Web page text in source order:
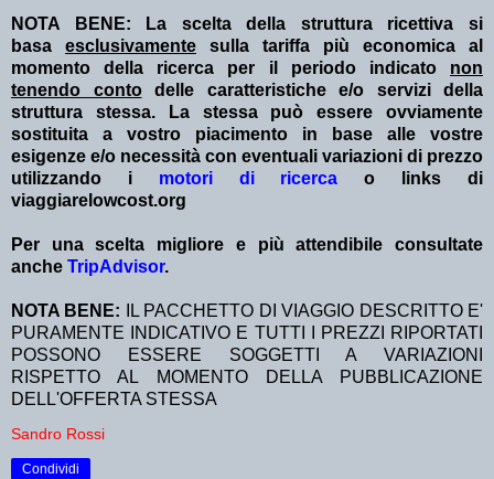
NOTA BENE: La scelta della struttura ricettiva si
basa esclusivamente sulla tariffa più economica al
momento della ricerca per il periodo indicato non
tenendo contodelle caratteristiche e/o servizi della
struttura stessa. La stessa può essere ovviamente
sostituita a vostro piacimento in base alle vostre
esigenze e/o necessità con eventuali variazioni di prezzo
utilizzando i motori di ricerca o links di
viaggiarelowcost.org
Per una scelta migliore e più attendibile consultate
anche TripAdvisor.
NOTA BENE:
IL PACCHETTO DI VIAGGIO DESCRITTO E'
PURAMENTE INDICATIVO E TUTTI I PREZZI RIPORTATI
POSSONO ESSERE SOGGETTI A VARIAZIONI
RISPETTO AL MOMENTO DELLA PUBBLICAZIONE
DELL'OFFERTA STESSA
Sandro Rossi
Condividi